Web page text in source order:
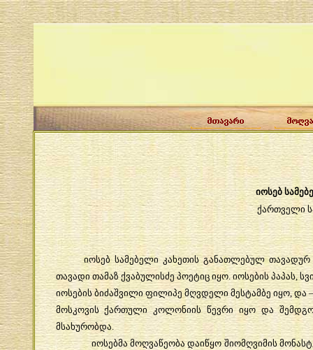
იოსებ
ქართველი
იოსებ სამებელი კახეთის განათლებულ თავადურ
თავადი თამაზ ქვაბულისძე პოეტიც იყო.იოსების პაპას,
იოსების ბიძაშვილი ფილიპე მღვდელი მესტამბე იყო,და
მოსკოვის ქართული კოლონიის წევრი იყო და
მსახურობდა.
იოსებმა მოღვაწეობა დაიწყო შიომღვიმის